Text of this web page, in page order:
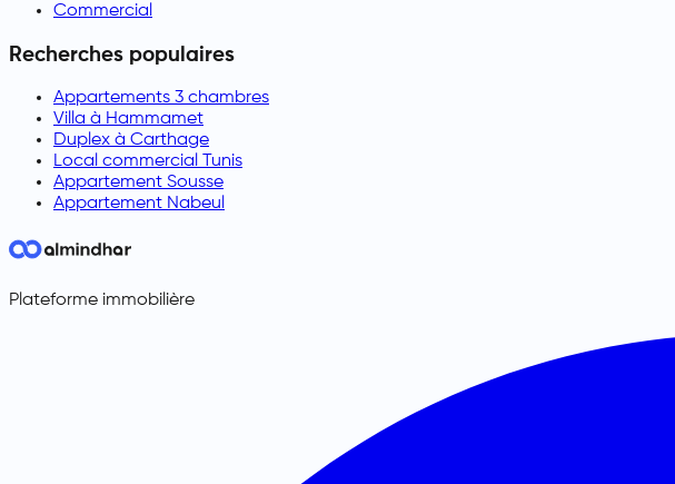
Commercial
Recherches populaires
Appartements 3 chambres
Villa à Hammamet
Duplex à Carthage
Local commercial Tunis
Appartement Sousse
Appartement Nabeul
Plateforme immobilière